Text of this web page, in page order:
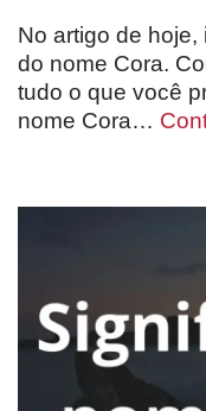
No artigo de
do nome Cora.
tudo o que você
nome Cora…